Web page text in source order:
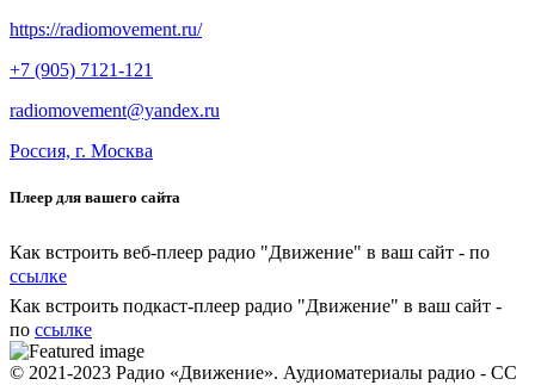
https://radiomovement.ru/
+7 (905) 7121-121
radiomovement@yandex.ru
Россия, г. Москва
Плеер для вашего сайта
Как встроить веб-плеер радио "Движение" в ваш сайт - по
ссылке
Как встроить подкаст-плеер радио "Движение" в ваш сайт -
по ссылке
© 2021-2023 Радио «Движение». Аудиоматериалы радио - CC